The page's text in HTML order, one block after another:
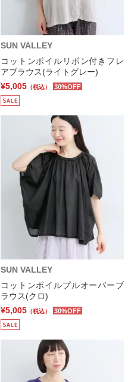
SUN VALLEY
コットンボイルリボン付きフレ
アブラウス(ライトグレー)
¥5,005 （税込） 30%OFF
SUN VALLEY
コットンボイルプルオーバーブ
ラウス(クロ)
¥5,005 （税込） 30%OFF